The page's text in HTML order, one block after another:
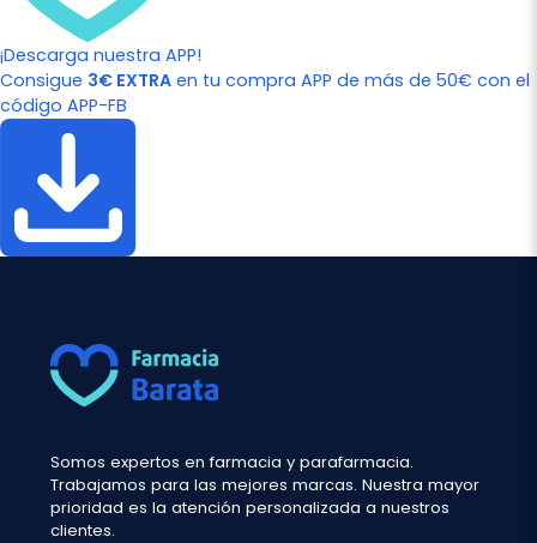
¡Descarga nuestra APP!
Consigue 3€ EXTRA en tu compra APP de más de 50€ con el
código APP-FB
Somos expertos en farmacia y parafarmacia.
Trabajamos para las mejores marcas. Nuestra mayor
prioridad es la atención personalizada a nuestros
clientes.